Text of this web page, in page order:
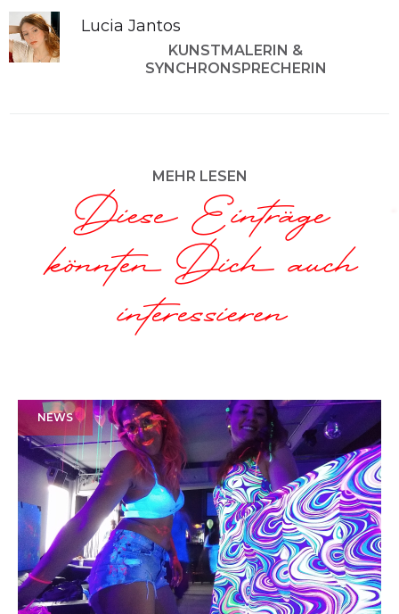
Lucia Jantos
KUNSTMALERIN &
SYNCHRONSPRECHERIN
MEHR LESEN
Diese Einträge
könnten Dich auch
interessieren
NEWS